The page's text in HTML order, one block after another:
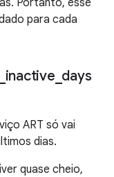
Portanto, esse
para cada
inactive days
ART só vai
dias.
quase cheio,